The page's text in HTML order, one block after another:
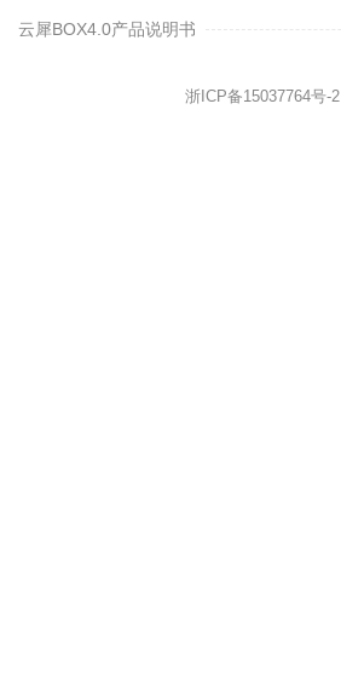
云犀BOX4.0产品说明书
浙ICP备15037764号-2